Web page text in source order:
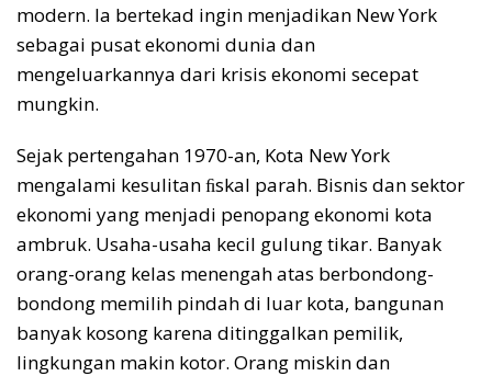
modern. Ia bertekad ingin menjadikan New York
sebagai pusat ekonomi dunia dan
mengeluarkannya dari krisis ekonomi secepat
mungkin.
Sejak pertengahan 1970-an, Kota New York
mengalami kesulitan ﬁskal parah. Bisnis dan sektor
ekonomi yang menjadi penopang ekonomi kota
ambruk. Usaha-usaha kecil gulung tikar. Banyak
orang-orang kelas menengah atas berbondong-
bondong memilih pindah di luar kota, bangunan
banyak kosong karena ditinggalkan pemilik,
lingkungan makin kotor. Orang miskin dan